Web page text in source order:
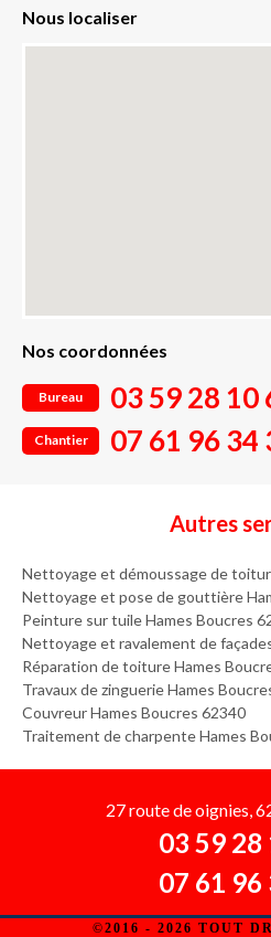
Nous localiser
Nos coordonnées
Bureau 03 59 28 10
Chantier 07 61 96 34
Autres
Nettoyage et démoussage de
Nettoyage et pose de gouttière
Peinture sur tuile Hames Boucres
Nettoyage et ravalement de
Réparation de toiture Hames
Travaux de zinguerie Hames
Couvreur Hames Boucres 62340
Traitement de charpente Hames
27 route de oignies,
03 59 28
07 61 96
©2016 - 2026 TOUT